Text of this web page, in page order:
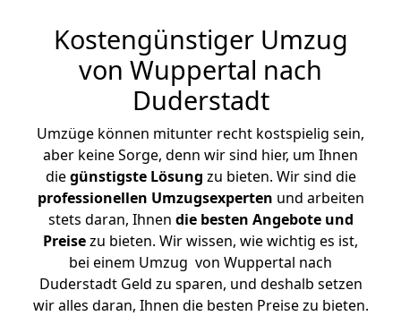
Kostengünstiger Umzug
von Wuppertal nach
Duderstadt
Umzüge können mitunter recht kostspielig sein,
aber keine Sorge, denn wir sind hier, um Ihnen
diegünstigste Lösung zu bieten. Wir sind die
professionellen Umzugsexperten und arbeiten
stets daran, Ihnen die besten Angebote und
Preisezu bieten. Wir wissen, wie wichtig es ist,
bei einem Umzug von Wuppertal nach
Duderstadt Geld zu sparen, und deshalb setzen
wir alles daran, Ihnen die besten Preise zu bieten.